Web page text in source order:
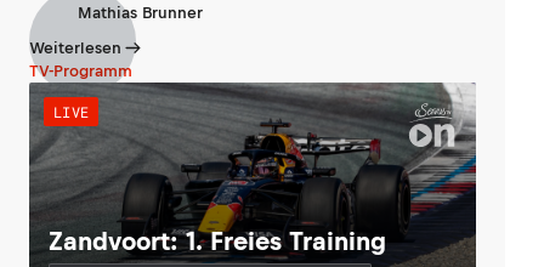
Mathias Brunner
Weiterlesen
TV-Programm
LIVE
Zandvoort: 1. Freies Training